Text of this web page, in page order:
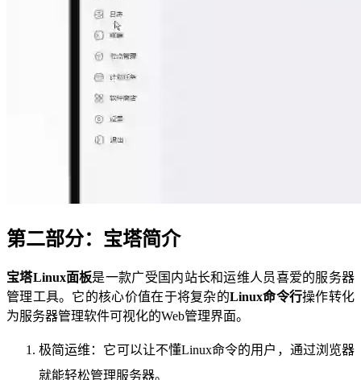
第二部分：宝塔简介
宝塔Linux面板是一款广受国内站长和运维人员喜爱的服务器
管理工具。它的核心价值在于将复杂的Linux命令行操作转化
为服务器管理软件可视化的Web管理界面。
极简运维：它可以让不懂Linux命令的用户，通过浏览器
就能轻松管理服务器。